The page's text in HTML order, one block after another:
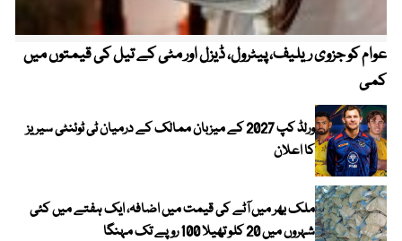
عوام کو جزوی ریلیف، پیٹرول، ڈیزل اور مٹی کے تیل کی قیمتوں میں
کمی
ورلڈ کپ 2027 کے میزبان ممالک کے درمیان ٹی ٹوئنٹی سیریز
کا اعلان
ملک بھر میں آٹے کی قیمت میں اضافہ، ایک ہفتے میں کئی
شہروں میں 20 کلو تھیلا 100 روپے تک مہنگا